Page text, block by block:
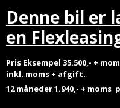
Denne bil er
en
Pris Eksempel 35.500,- +
inkl. moms + afgift.
12 måneder 1.940,- + moms